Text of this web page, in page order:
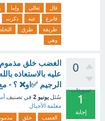
قال تعالى وإما
فانزع
عنه ذكرت
طريقة
طرق
وهي
0
تصويتات
1
إجابة
الغضب خلق مذموم
عليه بالاستعاذه
الرجيم ✅او❌ ؟ -
سُئل يونيو 2 في تصنيف
معلمة الأجيال
الغضب خلق